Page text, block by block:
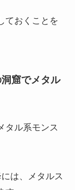
ておくことを
窟でメタル
タル系モンス
は、メタルス